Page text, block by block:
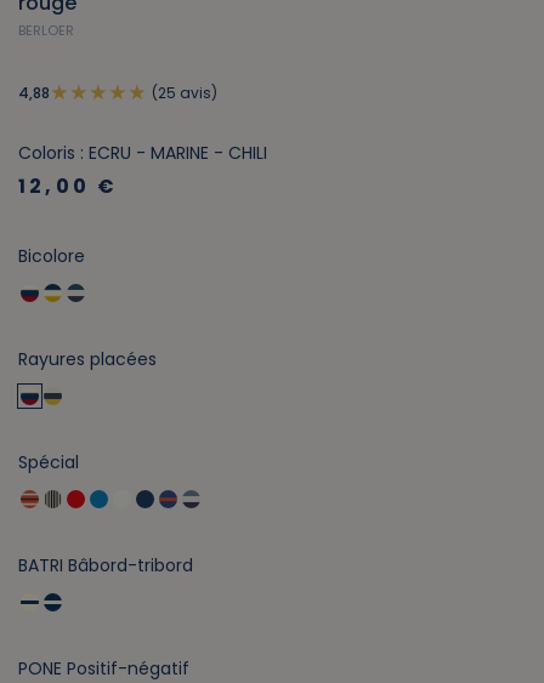
BERLOER
4,88 (25 avis)
Coloris : ECRU - MARINE - CHILI
12,00 €
Bicolore
Rayures placées
Spécial
BATRI Bâbord-tribord
PONE Positif-négatif